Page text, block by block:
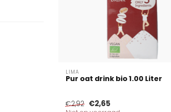
LIMA
Pur oat drink bio 1.00 Liter
€2,92 €2,65